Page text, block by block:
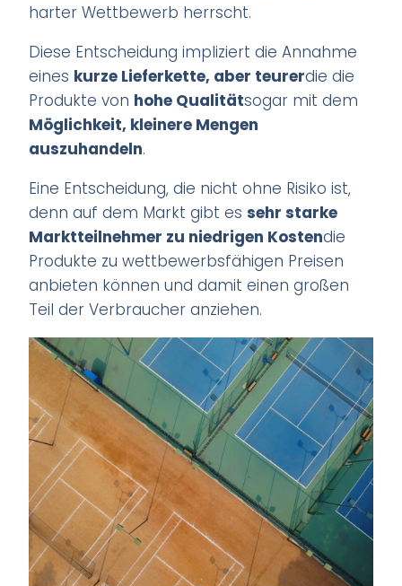
harter Wettbewerb herrscht.
Diese Entscheidung impliziert die Annahme
eines kurze Lieferkette, aber teurerdie die
Produkte von hohe Qualitätsogar mit dem
Möglichkeit, kleinere Mengen
auszuhandeln.
Eine Entscheidung, die nicht ohne Risiko ist,
denn auf dem Markt gibt essehr starke
Marktteilnehmer zu niedrigen Kostendie
Produkte zu wettbewerbsfähigen Preisen
anbieten können und damit einen großen
Teil der Verbraucher anziehen.